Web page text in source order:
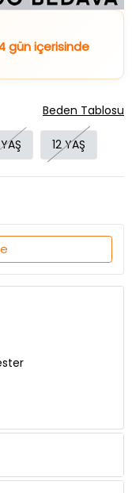
gün içerisinde
YAŞ 12 YAŞ
Beden Tablosu